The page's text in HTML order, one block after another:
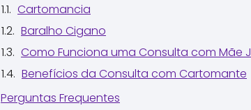
Cartomancia
Baralho Cigano
Como Funciona uma Consulta com Mãe
Benefícios da Consulta com Cartomante
Perguntas Frequentes